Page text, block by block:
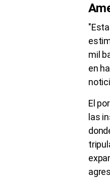
mil
en
El
las